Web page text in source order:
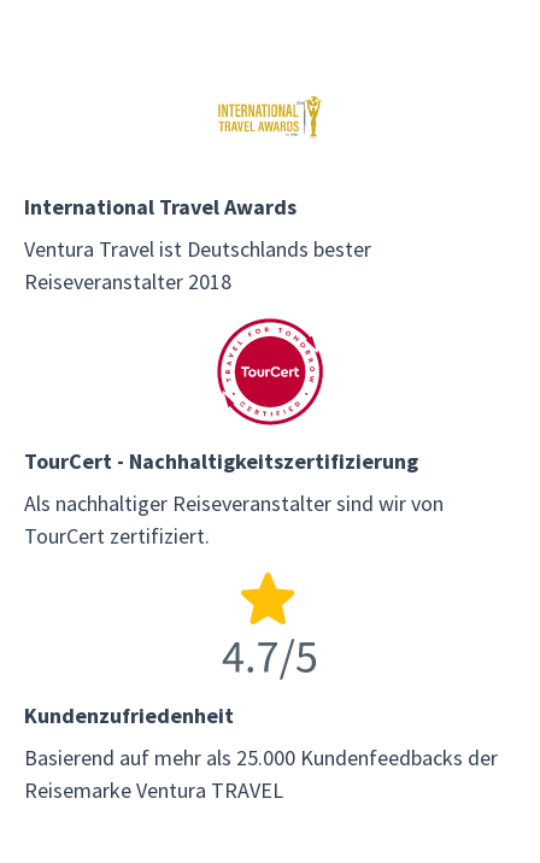
International Travel Awards
Ventura Travel ist Deutschlands bester
Reiseveranstalter 2018
TourCert - Nachhaltigkeitszertifizierung
Als nachhaltiger Reiseveranstalter sind wir von
TourCert zertifiziert.
Kundenzufriedenheit
Basierend auf mehr als 25.000 Kundenfeedbacks der
Reisemarke Ventura TRAVEL